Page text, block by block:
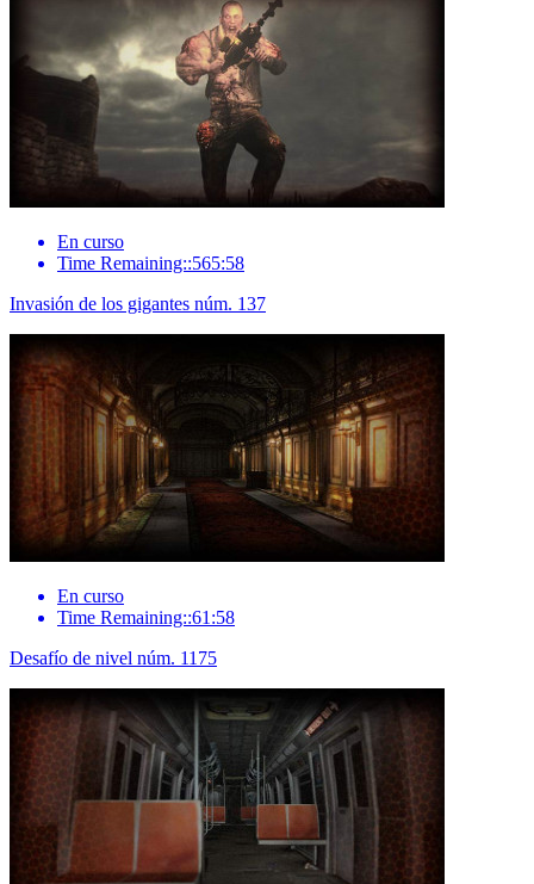
En curso
Time Remaining::565:58
Invasión de los gigantes núm. 137
En curso
Time Remaining::61:58
Desafío de nivel núm. 1175